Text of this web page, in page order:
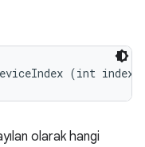
(int index)
olarak hangi